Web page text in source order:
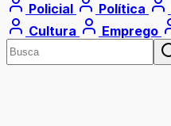
Policial
Política
Cultura
Emprego